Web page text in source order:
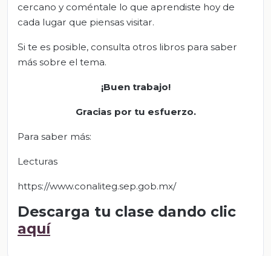
cercano y coméntale lo que aprendiste hoy de
cada lugar que piensas visitar.
Si te es posible, consulta otros libros para saber
más sobre el tema.
¡Buen trabajo!
Gracias por tu esfuerzo.
Para saber más:
Lecturas
https://www.conaliteg.sep.gob.mx/
Descarga tu clase dando clic
aquí